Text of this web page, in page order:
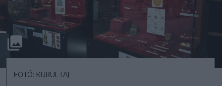
FOTÓ: KURULTAJ